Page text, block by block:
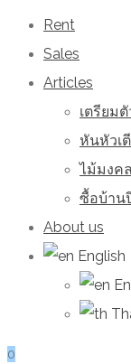
Rent
Sales
Articles
เตรียม
หันหัวเ
ไม้มงค
ซื้อบ้าน
About us
English
0